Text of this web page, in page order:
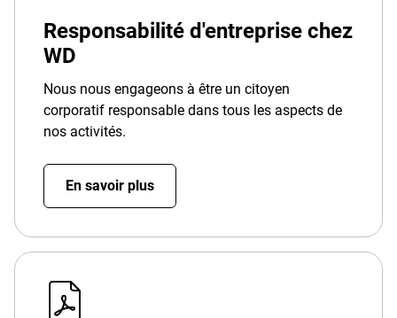
Responsabilité d'entreprise chez
WD
Nous nous engageons à être un citoyen
corporatif responsable dans tous les aspects de
nos activités.
En savoir plus